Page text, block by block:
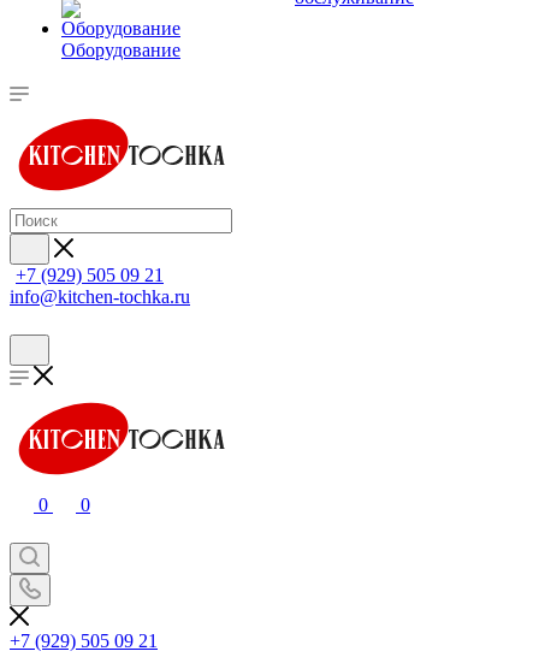
Оборудование
+7 (929) 505 09 21
info@kitchen-tochka.ru
0 0
+7 (929) 505 09 21